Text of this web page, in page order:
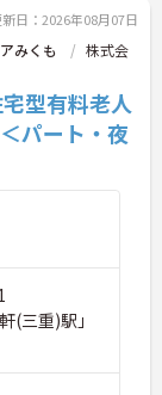
日：2026年08月07日
みくも
株式会
型有料老人
パート・夜
(三重)駅」